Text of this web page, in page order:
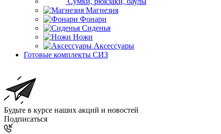
Магнезия
Фонари
Сиденья
Ножи
Аксессуары
Готовые комплекты СИЗ
Будьте в курсе наших акций и новостей
Подписаться